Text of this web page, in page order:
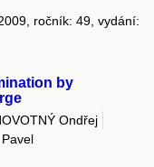
2009, ročník: 49, vydání:
by
Ondřej